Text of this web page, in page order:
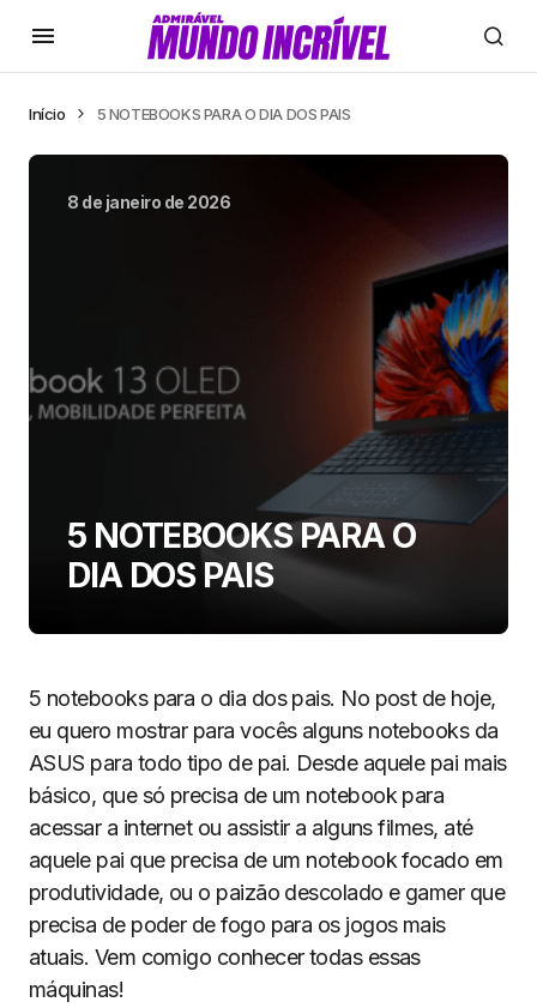
Início 5 NOTEBOOKS PARA O DIA DOS PAIS
8 de janeiro de 2026
5 NOTEBOOKS PARA O
DIA DOS PAIS
5 notebooks para o dia dos pais. No post de hoje,
eu quero mostrar para vocês alguns notebooks da
ASUS para todo tipo de pai. Desde aquele pai mais
básico, que só precisa de um notebook para
acessar a internet ou assistir a alguns filmes, até
aquele pai que precisa de um notebook focado em
produtividade, ou o paizão descolado e gamer que
precisa de poder de fogo para os jogos mais
atuais. Vem comigo conhecer todas essas
máquinas!